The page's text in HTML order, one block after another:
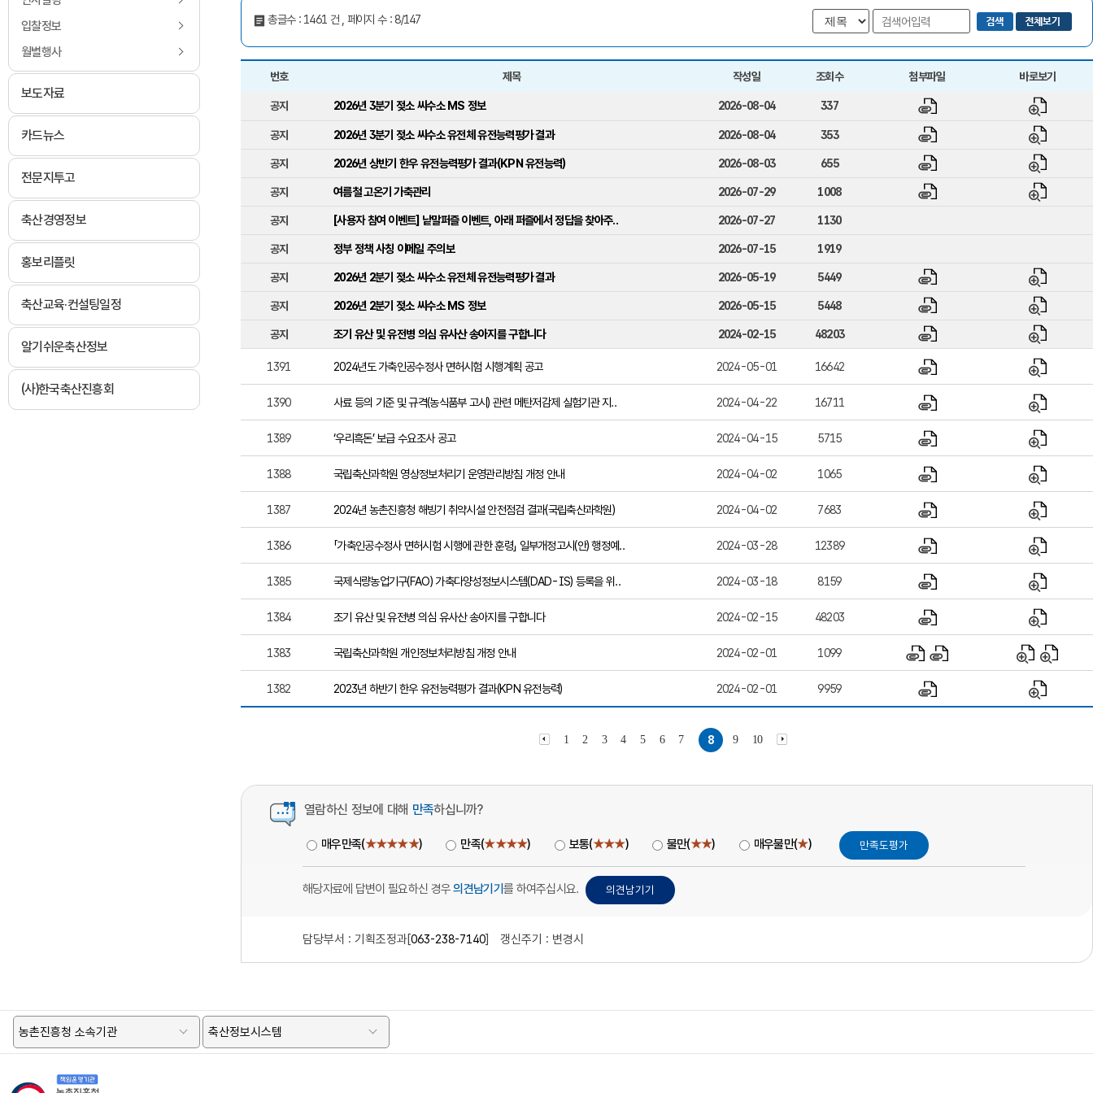
입찰정보
월별행사
보도자료
카드뉴스
전문지투고
축산경영정보
홍보리플릿
축산교육·컨설팅일정
알기쉬운축산정보
(사)한국축산진흥회
총글수 : 1461 건 , 페이지 수 : 8/147
번호, 제목, 작성일, 조회수, 첨부파일, 바로보기 제공
번호 제목 작성일 조회수 첨부파일 바로보기
공지 2026년 3분기 젖소 씨수소 MS 정보 2026-08-04 337
공지 2026년 3분기 젖소 씨수소 유전체 유전능력평가 결과 2026-08-04 353
공지 2026년 상반기 한우 유전능력평가 결과(KPN 유전능력) 2026-08-03 655
공지 여름철 고온기 가축관리 2026-07-29 1008
공지 [사용자 참여 이벤트] 낱말퍼즐 이벤트, 아래 퍼즐에서 정답을 찾아주.. 2026-07-27 1130
공지 정부 정책 사칭 이메일 주의보 2026-07-15 1919
공지 2026년 2분기 젖소 씨수소 유전체 유전능력평가 결과 2026-05-19 5449
공지 2026년 2분기 젖소 씨수소 MS 정보 2026-05-15 5448
공지 조기 유산 및 유전병 의심 유사산 송아지를 구합니다 2024-02-15 48203
1391 2024년도 가축인공수정사 면허시험 시행계획 공고 2024-05-01 16642
1390 사료 등의 기준 및 규격(농식품부 고시) 관련 메탄저감제 실험기관 지.. 2024-04-22 16711
1389 ‘우리흑돈’ 보급 수요조사 공고 2024-04-15 5715
1388 국립축산과학원 영상정보처리기 운영관리방침 개정 안내 2024-04-02 1065
1387 2024년 농촌진흥청 해빙기 취약시설 안전점검 결과(국립축산과학원) 2024-04-02 7683
1386 「가축인공수정사 면허시험 시행에 관한 훈령」 일부개정고시(안) 행정예.. 2024-03-28 12389
1385 국제식량농업기구(FAO) 가축다양성정보시스템(DAD-IS) 등록을 위.. 2024-03-18 8159
1384 조기 유산 및 유전병 의심 유사산 송아지를 구합니다 2024-02-15 48203
1383 국립축산과학원 개인정보처리방침 개정 안내 2024-02-01 1099
1382 2023년 하반기 한우 유전능력평가 결과(KPN 유전능력) 2024-02-01 9959
1 2 3 4 5 6 7 8 9 10
열람하신 정보에 대해 만족하십니까?
매우만족(★★★★★) 만족(★★★★) 보통(★★★) 불만(★★) 매우불만(★)
해당자료에 답변이 필요하신 경우의견남기기 를 하여주십시요.
담당부서 : 기획조정과[063-238-7140] 갱신주기 : 변경시
농촌진흥청 소속기관 축산정보시스템